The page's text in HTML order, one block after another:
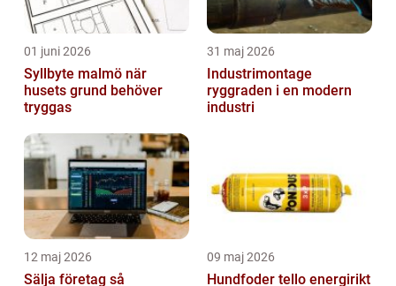
01 juni 2026
Syllbyte malmö när
husets grund behöver
tryggas
31 maj 2026
Industrimontage
ryggraden i en modern
industri
12 maj 2026
Sälja företag så
09 maj 2026
Hundfoder tello energirikt